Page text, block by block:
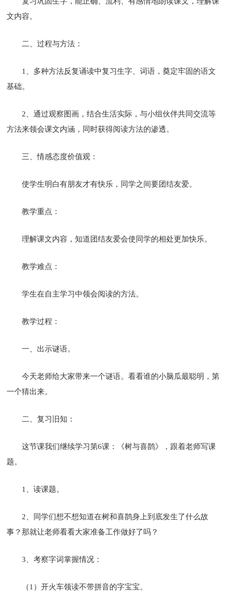
文内容。
二、过程与方法：
1、多种方法反复诵读中复习生字、词语，奠定牢固的语文
基础。
2、通过观察图画，结合生活实际，与小组伙伴共同交流等
方法来领会课文内涵，同时获得阅读方法的渗透。
三、情感态度价值观：
使学生明白有朋友才有快乐，同学之间要团结友爱。
教学重点：
理解课文内容，知道团结友爱会使同学的相处更加快乐。
教学难点：
学生在自主学习中领会阅读的方法。
教学过程：
一、出示谜语。
今天老师给大家带来一个谜语。看看谁的小脑瓜最聪明，第
一个猜出来。
二、复习旧知：
这节课我们继续学习第6课：《树与喜鹊》，跟着老师写课
题。
1、读课题。
2、同学们想不想知道在树和喜鹊身上到底发生了什么故
事？那就让老师看看大家准备工作做好了吗？
3、考察字词掌握情况：
（1）开火车领读不带拼音的字宝宝。